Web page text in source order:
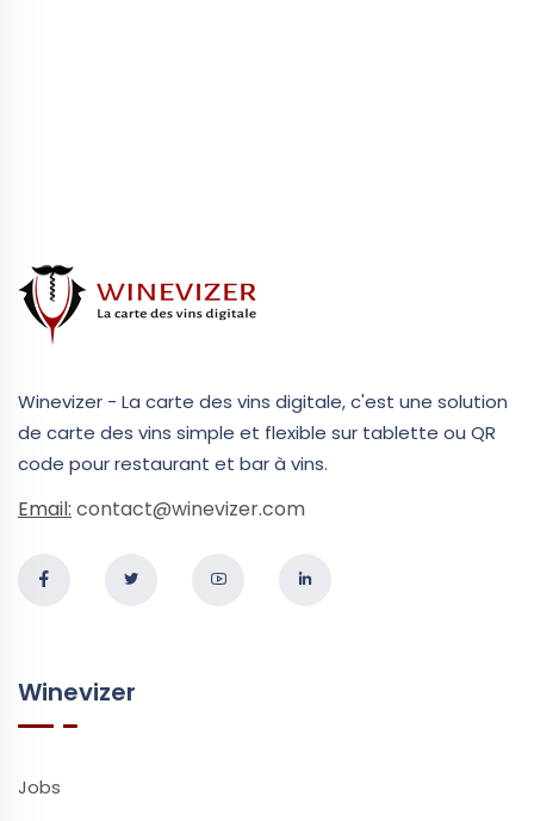
Winevizer - La carte des vins digitale, c'est une solution
de carte des vins simple et flexible sur tablette ou QR
code pour restaurant et bar à vins.
Email: contact@winevizer.com
Winevizer
Jobs